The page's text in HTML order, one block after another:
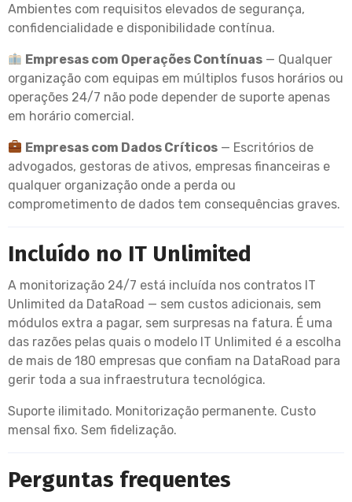
Ambientes com requisitos elevados de segurança,
confidencialidade e disponibilidade contínua.
Empresas com Operações Contínuas — Qualquer
organização com equipas em múltiplos fusos horários ou
operações 24/7 não pode depender de suporte apenas
em horário comercial.
Empresas com Dados Críticos — Escritórios de
advogados, gestoras de ativos, empresas financeiras e
qualquer organização onde a perda ou
comprometimento de dados tem consequências graves.
Incluído no IT Unlimited
A monitorização 24/7 está incluída nos contratos IT
Unlimited da DataRoad — sem custos adicionais, sem
módulos extra a pagar, sem surpresas na fatura. É uma
das razões pelas quais o modelo IT Unlimited é a escolha
de mais de 180 empresas que confiam na DataRoad para
gerir toda a sua infraestrutura tecnológica.
Suporte ilimitado. Monitorização permanente. Custo
mensal fixo. Sem fidelização.
Perguntas frequentes